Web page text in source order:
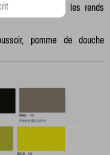
ce qui les rends
pomme de douche